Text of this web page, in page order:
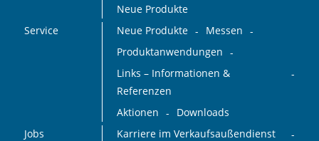
Neue Produkte
Service
Neue Produkte
Messen
Produktanwendungen
Links – Informationen &
Referenzen
Aktionen
Downloads
Jobs
Karriere im Verkaufsaußendienst